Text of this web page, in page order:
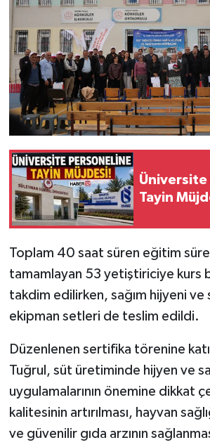
Tayin
Toplam 40 saat süren eğitim
tamamlayan 53 yetiştiriciye kurs
takdim edilirken, sağım hijyeni ve
ekipman setleri de teslim edildi.
Düzenlenen sertifika törenine
Tuğrul, süt üretiminde hijyen ve
uygulamalarının önemine dikkat
kalitesinin artırılması, hayvan
ve güvenilir gıda arzının